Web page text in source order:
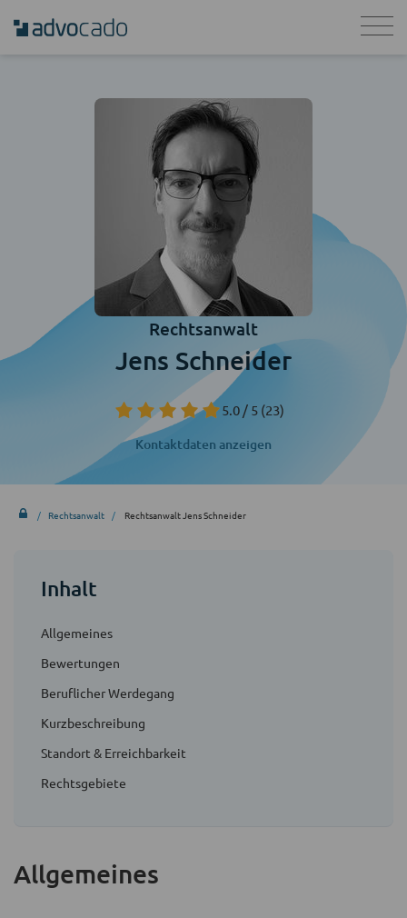
Rechtsanwalt
Jens Schneider
5.0 / 5(23)
Kontaktdaten anzeigen
Rechtsanwalt Rechtsanwalt Jens Schneider
Inhalt
Allgemeines
Bewertungen
Beruflicher Werdegang
Kurzbeschreibung
Standort & Erreichbarkeit
Rechtsgebiete
Allgemeines